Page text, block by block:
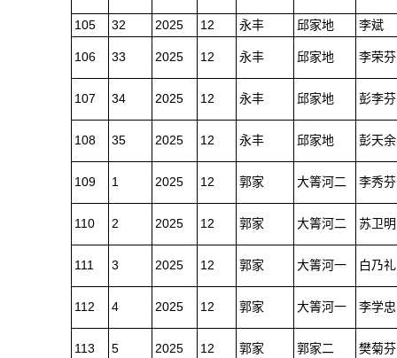
105 32 2025 12 永丰 邱家地 李斌
106 33 2025 12 永丰 邱家地 李荣芬
107 34 2025 12 永丰 邱家地 彭李芬
108 35 2025 12 永丰 邱家地 彭天余
109 1 2025 12 郭家 大箐河二 李秀芬
110 2 2025 12 郭家 大箐河二 苏卫明
111 3 2025 12 郭家 大箐河一 白乃礼
112 4 2025 12 郭家 大箐河一 李学忠
113 5 2025 12 郭家 郭家二 樊菊芬